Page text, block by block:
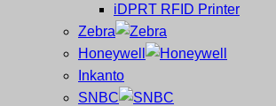
iDPRT RFID Printer
Zebra
Honeywell
Inkanto
SNBC